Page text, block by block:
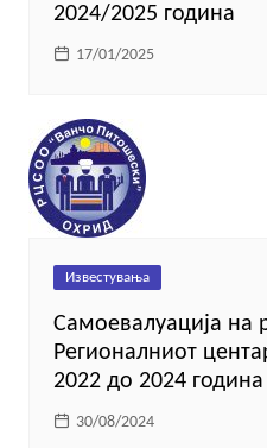
2024/2025 година
17/01/2025
Известувања
Самоевалуација на
Регионалниот
2022 до 2024 година
30/08/2024